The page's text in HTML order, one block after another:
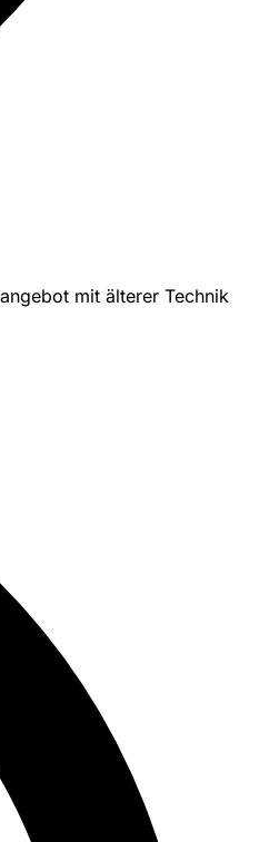
mit älterer Technik